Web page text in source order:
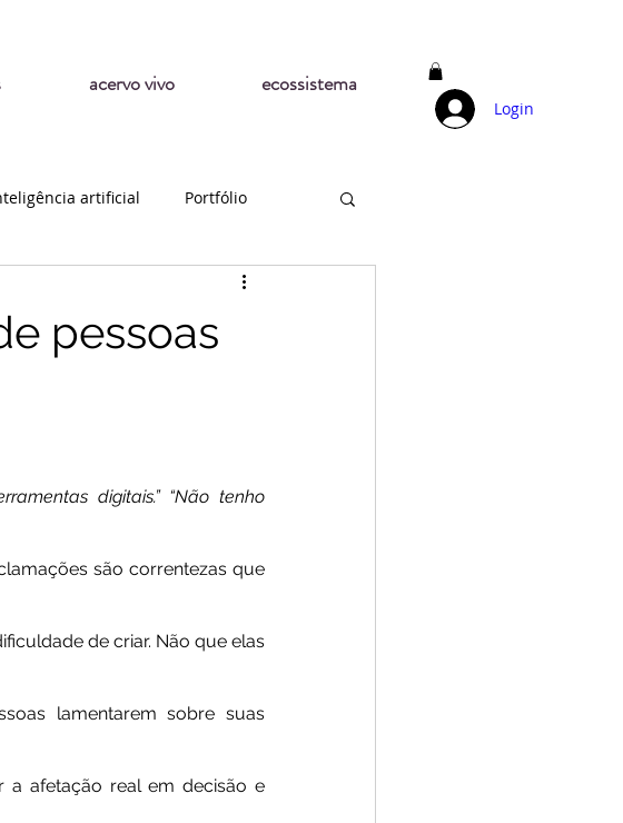
acervo vivo ecossistema
Login
artificial Portfólio
pessoas
digitais.” “Não tenho
são correntezas que
de criar. Não que elas
lamentarem sobre suas
a afetação real em decisão e